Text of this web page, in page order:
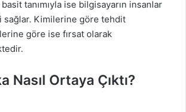
basit tanımıyla ise bilgisayarın insanlar
sağlar. Kimilerine göre tehdit
göre ise fırsat olarak
Nasıl Ortaya Çıktı?